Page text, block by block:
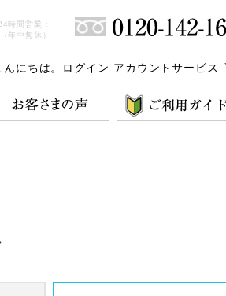
時間営業：
（年中無休）
んにちは。 ログイン アカウントサービス